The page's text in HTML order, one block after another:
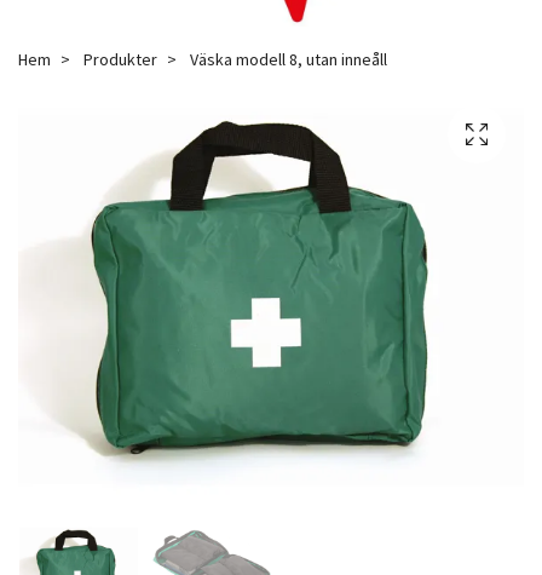
Hem Produkter Väska modell 8, utan inneåll